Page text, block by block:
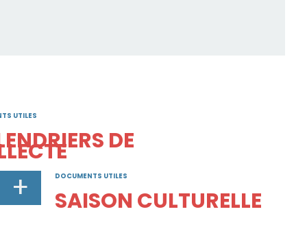
UTILES
DE
+ DOCUMENTS UTILES
SAISON CULTURELLE